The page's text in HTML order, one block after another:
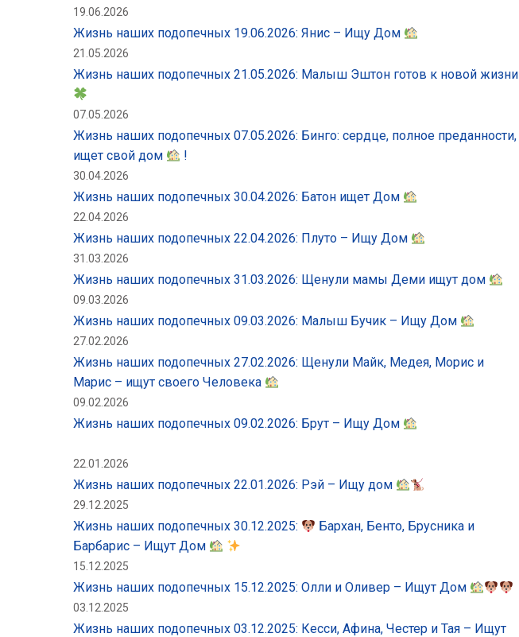
19.06.2026
Жизнь наших подопечных 19.06.2026: Янис – Ищу Дом
21.05.2026
Жизнь наших подопечных 21.05.2026: Малыш Эштон готов к новой жизни
07.05.2026
Жизнь наших подопечных 07.05.2026: Бинго: сердце, полное преданности,
ищет свой дом
!
30.04.2026
Жизнь наших подопечных 30.04.2026: Батон ищет Дом
22.04.2026
Жизнь наших подопечных 22.04.2026: Плуто – Ищу Дом
31.03.2026
Жизнь наших подопечных 31.03.2026: Щенули мамы Деми ищут дом
09.03.2026
Жизнь наших подопечных 09.03.2026: Малыш Бучик – Ищу Дом
27.02.2026
Жизнь наших подопечных 27.02.2026: Щенули Майк, Медея, Морис и
Марис – ищут своего Человека
09.02.2026
Жизнь наших подопечных 09.02.2026: Брут – Ищу Дом
22.01.2026
Жизнь наших подопечных 22.01.2026: Рэй – Ищу дом
29.12.2025
Жизнь наших подопечных 30.12.2025:
Бархан, Бенто, Брусника и
Барбарис – Ищут Дом
15.12.2025
Жизнь наших подопечных 15.12.2025: Олли и Оливер – Ищут Дом
03.12.2025
Жизнь наших подопечных 03.12.2025: Кесси, Афина, Честер и Тая – Ищут